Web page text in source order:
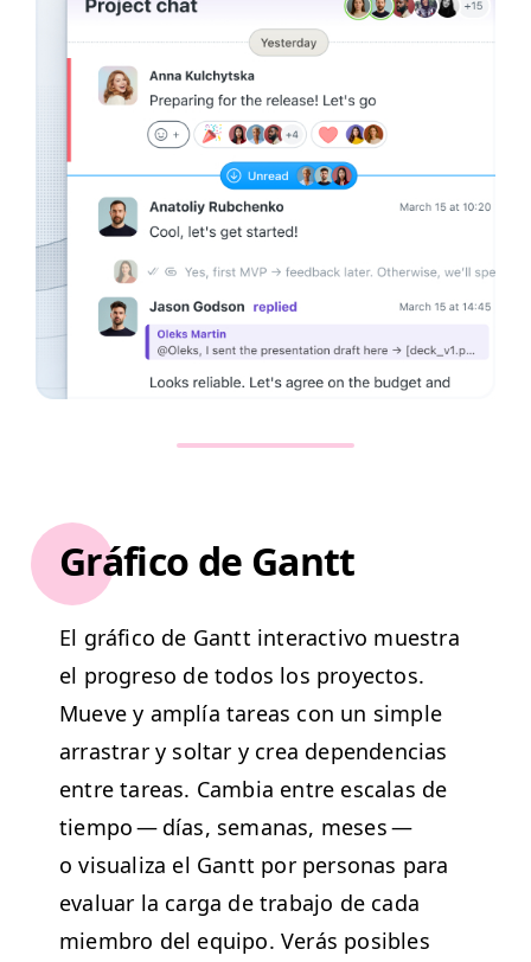
Gráfico de Gantt
El grá­fi­co de Gantt inter­ac­ti­vo mues­tra
el pro­gre­so de todos los proyec­tos.
Mueve y amplía tar­eas con un sim­ple
arras­trar y soltar y crea depen­den­cias
entre tar­eas. Cam­bia entre escalas de
tiem­po — días, sem­anas, meses —
o visu­al­iza el Gantt por per­sonas para
eval­u­ar la car­ga de tra­ba­jo de cada
miem­bro del equipo. Verás posi­bles